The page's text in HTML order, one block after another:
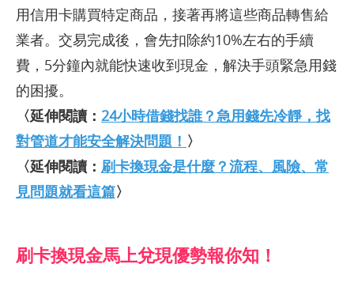
用信用卡購買特定商品，接著再將這些商品轉售給
業者。交易完成後，會先扣除約10%左右的手續
費，5分鐘內就能快速收到現金，解決手頭緊急用錢
的困擾。
〈延伸閱讀： 24小時借錢找誰？急用錢先冷靜，找
對管道才能安全解決問題！ 〉
〈延伸閱讀： 刷卡換現金是什麼？流程、風險、常
見問題就看這篇〉
刷卡換現金馬上兌現優勢報你知！